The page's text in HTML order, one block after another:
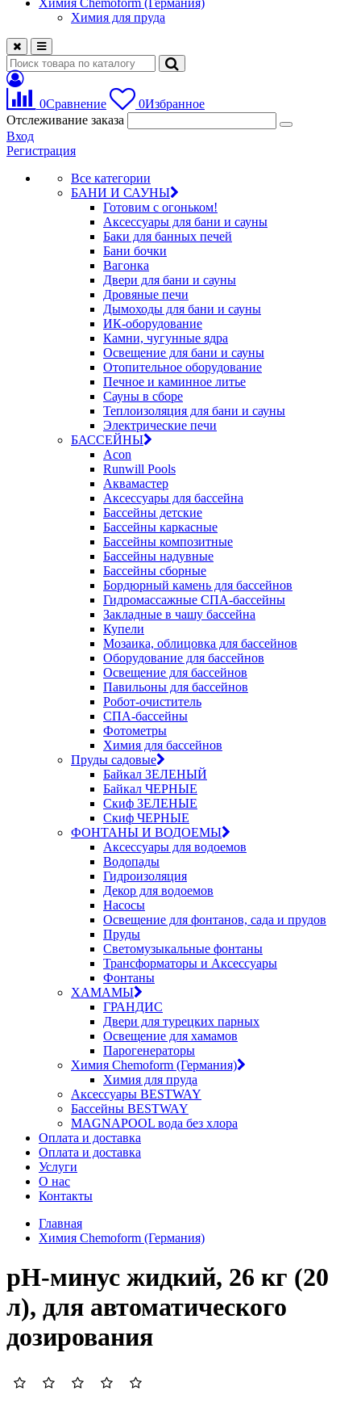
Химия Chemoform (Германия)
Химия для пруда
0Сравнение 0Избранное
Отслеживание заказа
Вход
Регистрация
Все категории
БАНИ И САУНЫ
Готовим с огоньком!
Аксессуары для бани и сауны
Баки для банных печей
Бани бочки
Вагонка
Двери для бани и сауны
Дровяные печи
Дымоходы для бани и сауны
ИК-оборудование
Камни, чугунные ядра
Освещение для бани и сауны
Отопительное оборудование
Печное и каминное литье
Сауны в сборе
Теплоизоляция для бани и сауны
Электрические печи
БАССЕЙНЫ
Acon
Runwill Pools
Аквамастер
Аксессуары для бассейна
Бассейны детские
Бассейны каркасные
Бассейны композитные
Бассейны надувные
Бассейны сборные
Бордюрный камень для бассейнов
Гидромассажные СПА-бассейны
Закладные в чашу бассейна
Купели
Мозаика, облицовка для бассейнов
Оборудование для бассейнов
Освещение для бассейнов
Павильоны для бассейнов
Робот-очиститель
СПА-бассейны
Фотометры
Химия для бассейнов
Пруды садовые
Байкал ЗЕЛЕНЫЙ
Байкал ЧЕРНЫЕ
Скиф ЗЕЛЕНЫЕ
Скиф ЧЕРНЫЕ
ФОНТАНЫ И ВОДОЕМЫ
Аксессуары для водоемов
Водопады
Гидроизоляция
Декор для водоемов
Насосы
Освещение для фонтанов, сада и прудов
Пруды
Светомузыкальные фонтаны
Трансформаторы и Аксессуары
Фонтаны
ХАМАМЫ
ГРАНДИС
Двери для турецких парных
Освещение для хамамов
Парогенераторы
Химия Chemoform (Германия)
Химия для пруда
Аксессуары BESTWAY
Бассейны BESTWAY
MAGNAPOOL вода без хлора
Оплата и доставка
Оплата и доставка
Услуги
О нас
Контакты
Главная
Химия Chemoform (Германия)
pH-минус жидкий, 26 кг (20
л), для автоматического
дозирования